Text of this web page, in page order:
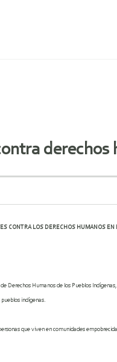
derechos
CONTRA LOS DERECHOS HUMANOS
de Derechos Humanos de los Pueblos
indígenas.
que viven en comunidades